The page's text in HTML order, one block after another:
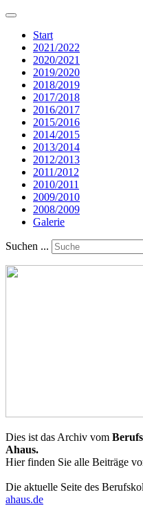
Start
2021/2022
2020/2021
2019/2020
2018/2019
2017/2018
2016/2017
2015/2016
2014/2015
2013/2014
2012/2013
2011/2012
2010/2011
2009/2010
2008/2009
Galerie
Suchen ...
Dies ist das Archiv vom
Ahaus.
Hier finden Sie alle Beiträge
Die aktuelle Seite des
ahaus.de